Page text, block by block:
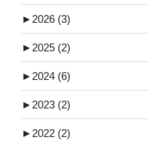
► 2026 (3)
► 2025 (2)
► 2024 (6)
► 2023 (2)
► 2022 (2)